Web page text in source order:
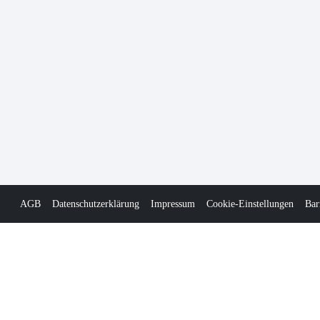
AGB Datenschutzerklärung Impressum Cookie-Einstellungen